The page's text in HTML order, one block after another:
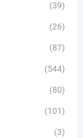
(39)
(26)
(87)
(544)
(80)
(101)
(3)